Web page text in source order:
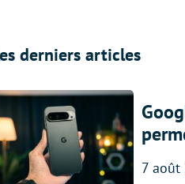
derniers articles
7 août